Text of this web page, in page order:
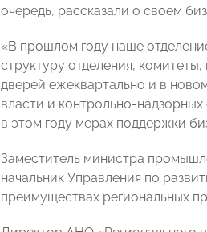
очередь, рассказали о своем
«В прошлом году наше
структуру отделения,
дверей ежеквартально и в
власти и контрольно-
в этом году мерах поддержки
Заместитель министра
начальник Управления по
преимуществах региональных